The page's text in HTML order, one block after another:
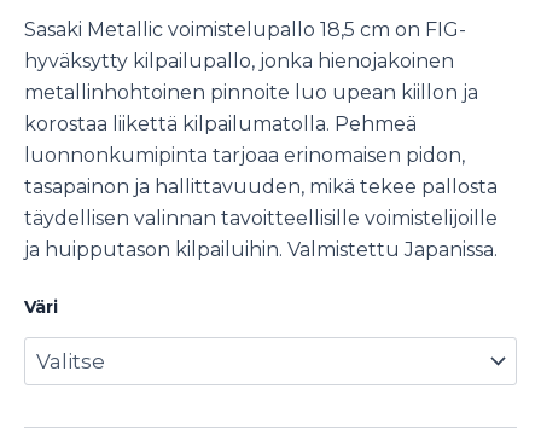
Sasaki Metallic voimistelupallo 18,5 cm on FIG-
hyväksytty kilpailupallo, jonka hienojakoinen
metallinhohtoinen pinnoite luo upean kiillon ja
korostaa liikettä kilpailumatolla. Pehmeä
luonnonkumipinta tarjoaa erinomaisen pidon,
tasapainon ja hallittavuuden, mikä tekee pallosta
täydellisen valinnan tavoitteellisille voimistelijoille
ja huipputason kilpailuihin. Valmistettu Japanissa.
Väri